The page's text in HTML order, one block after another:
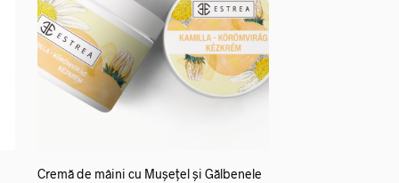
Cremă de mâini cu Mușețel și Gălbenele